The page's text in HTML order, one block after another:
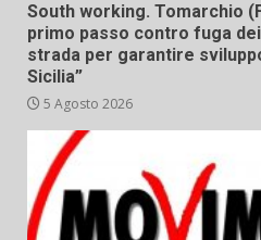
South working. Tomarchio
primo passo contro fuga
strada per garantire
Sicilia”
5 Agosto 2026